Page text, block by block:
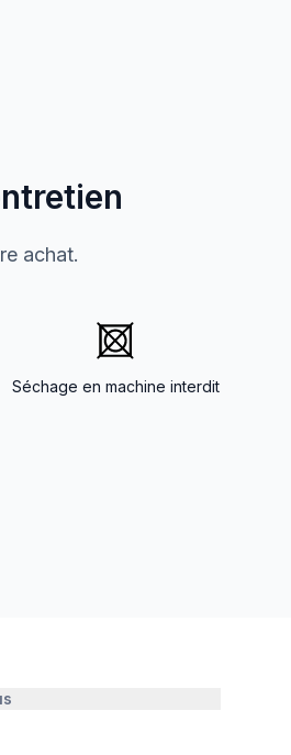
achat.
Séchage en machine interdit